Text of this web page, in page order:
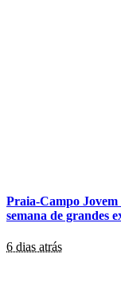
Praia-Campo
semana de grandes
6 dias atrás